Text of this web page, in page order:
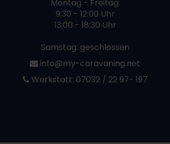
Montag - Freitag:
9:30 - 12:00 Uhr
13:00 - 18:30 Uhr
Samstag: geschlossen
info@my-caravaning.net
Werkstatt: 07032 / 22 97- 197